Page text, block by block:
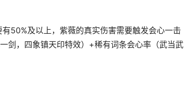
50%及以上，紫薇的真实伤害需要触发会心一击
剑，四象镇天印特效）+稀有词条会心率（武当武